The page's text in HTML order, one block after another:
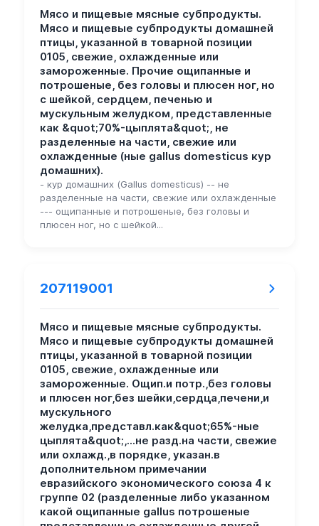
Мясо и пищевые мясные субпродукты.
Мясо и пищевые субпродукты домашней
птицы, указанной в товарной позиции
0105, свежие, охлажденные или
замороженные. Прочие ощипанные и
потрошеные, без головы и плюсен ног, но
с шейкой, сердцем, печенью и
мускульным желудком, представленные
как &quot;70%-цыплята&quot;, не
разделенные на части, свежие или
охлажденные (ные gallus domesticus кур
домашних).
- кур домашних (Gallus domesticus) -- не
разделенные на части, свежие или охлажденные
--- ощипанные и потрошеные, без головы и
плюсен ног, но с шейкой...
207119001
Мясо и пищевые мясные субпродукты.
Мясо и пищевые субпродукты домашней
птицы, указанной в товарной позиции
0105, свежие, охлажденные или
замороженные. Ощип.и потр.,без головы
и плюсен ног,без шейки,сердца,печени,и
мускульного
желудка,представл.как&quot;65%-ные
цыплята&quot;,...не разд.на части, свежие
или охлажд.,в порядке, указан.в
дополнительном примечании
евразийского экономического союза 4 к
группе 02 (разделенные либо указанном
какой ощипанные gallus потрошеные